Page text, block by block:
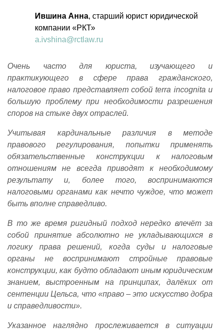
Ившина Анна, старший юрист юридической
компании «РКТ»
a.ivshina@rctlaw.ru
Очень часто для юриста, изучающего и
практикующего в сфере права гражданского,
налоговое право представляет собойterra incognita и
большую проблему при необходимости разрешения
споров на стыке двух отраслей.
Учитывая кардинальные различия в методе
правового регулирования, попытки применять
обязательственные конструкции к налоговым
отношениям не всегда приводят к необходимому
результату и, более того, воспринимаются
налоговыми органами как нечто чуждое, что может
быть вполне справедливо.
В то же время ригидный подход нередко влечёт за
собой принятие абсолютно не укладывающихся в
логику права решений, когда суды и налоговые
органы не воспринимают стройные правовые
конструкции, как будто обладают иным юридическим
знанием, выстроенным на принципах, далёких от
сентенции Цельса, что «право – это искусство добра
и справедливости».
Указанное наглядно прослеживается в ситуации